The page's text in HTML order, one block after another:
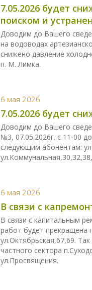
7.05.2026 будет
поиском и
Доводим до Вашего
на водоводах
снижено давление
п. М. Лимка.
6 мая 2026
7.05.2026 будет
Доводим до Вашего
№3, 07.05.2026г. с 11-00
следующим абонентам:
6 мая 2026
В связи с
В связи с капитальным
работ будет прекращена
ул.Октябрьская,67,69.
частного сектора
ул.Просвящения.